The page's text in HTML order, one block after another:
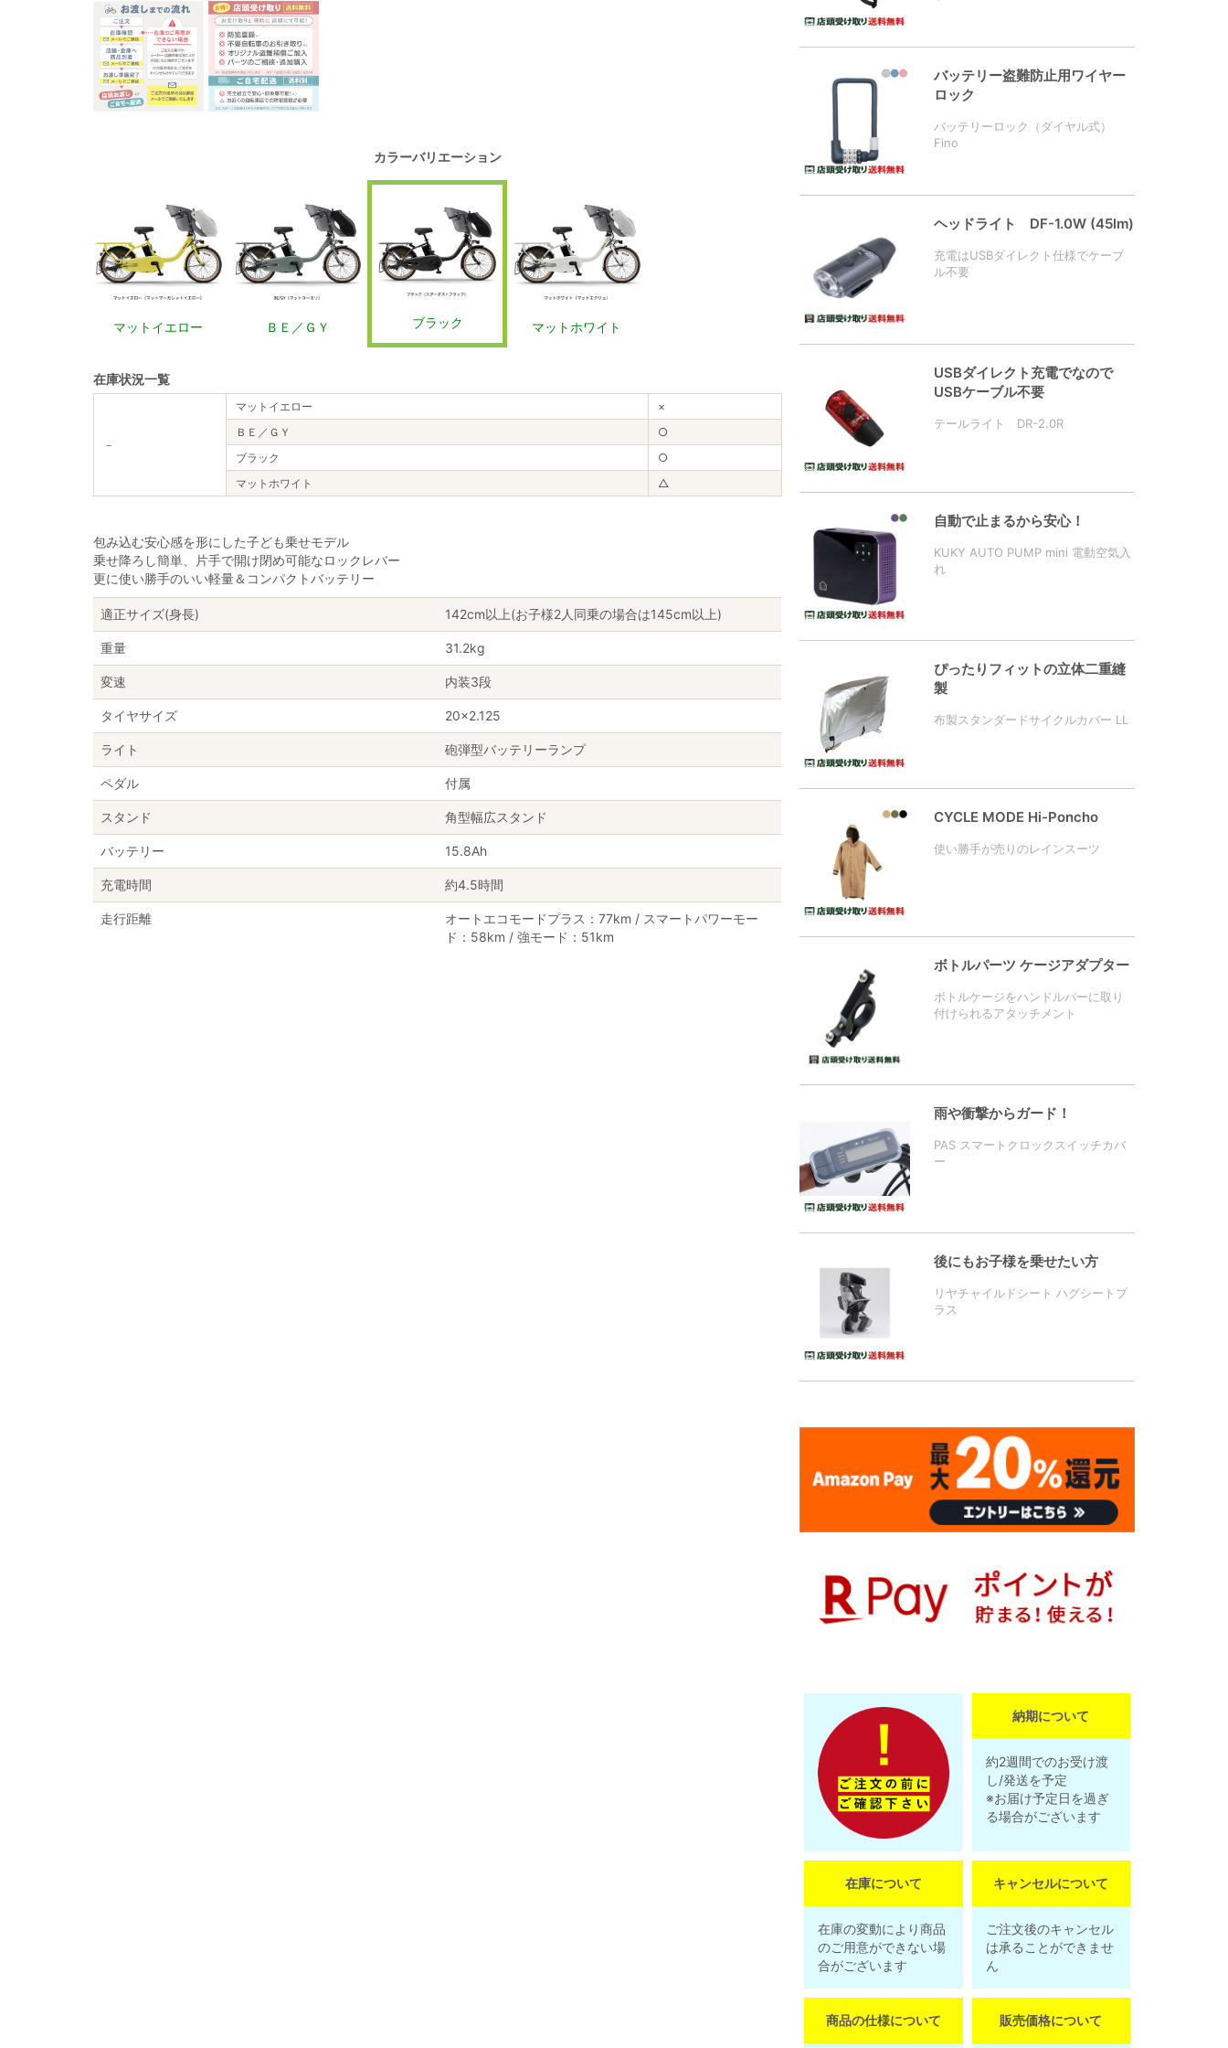
カラーバリエーション
マットイエロー ＢＥ／ＧＹ ブラック マットホワイト
在庫状況一覧
－
マットイエロー
×
ＢＥ／ＧＹ
○
ブラック
○
マットホワイト
△
包み込む安心感を形にした子ども乗せモデル
乗せ降ろし簡単、片手で開け閉め可能なロックレバー
更に使い勝手のいい軽量＆コンパクトバッテリー
適正サイズ(身長) 142cm以上(お子様2人同乗の場合は145cm以上)
重量 31.2kg
変速 内装3段
タイヤサイズ 20×2.125
ライト 砲弾型バッテリーランプ
ペダル 付属
スタンド 角型幅広スタンド
バッテリー 15.8Ah
充電時間 約4.5時間
走行距離
オートエコモードプラス：77km / スマートパワーモー
ド：58km / 強モード：51km
バッテリー盗難防止用ワイヤー
ロック
バッテリーロック（ダイヤル式）
Fino
ヘッドライト DF-1.0W (45lm)
充電はUSBダイレクト仕様でケーブ
ル不要
USBダイレクト充電でなので
USBケーブル不要
テールライト DR-2.0R
自動で止まるから安心！
KUKY AUTO PUMP mini 電動空気入
れ
ぴったりフィットの立体二重縫
製
布製スタンダードサイクルカバー LL
CYCLE MODE Hi-Poncho
使い勝手が売りのレインスーツ
ボトルパーツ ケージアダプター
ボトルケージをハンドルバーに取り
付けられるアタッチメント
雨や衝撃からガード！
PAS スマートクロックスイッチカバ
ー
後にもお子様を乗せたい方
リヤチャイルドシート ハグシートプ
ラス
納期について
約2週間でのお受け渡
し/発送を予定
※お届け予定日を過ぎ
る場合がございます
在庫について
在庫の変動により商品
のご用意ができない場
合がございます
キャンセルについて
ご注文後のキャンセル
は承ることができませ
ん
商品の仕様について 販売価格について